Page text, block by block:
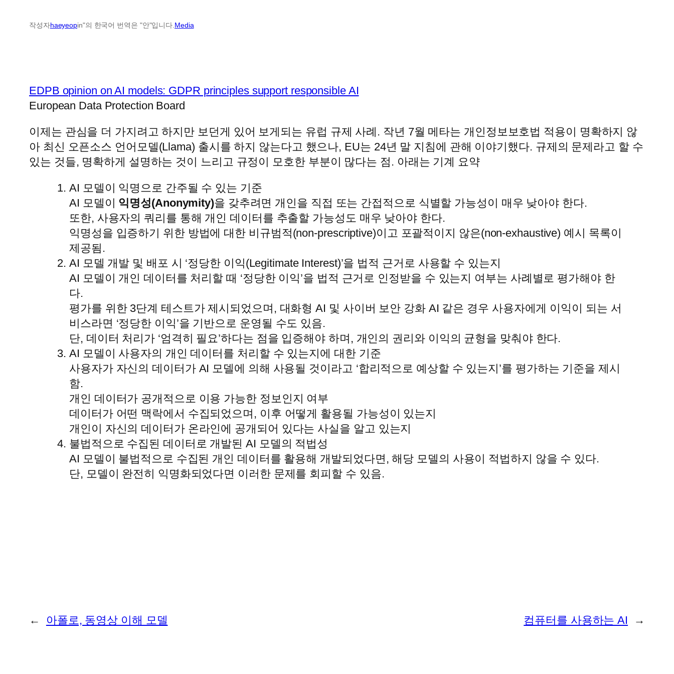
작성자haeyeopin"의 한국어 번역은 "안"입니다.Media
EDPB opinion on AI models: GDPR principles support responsible AI
European Data Protection Board
이제는 관심을 더 가지려고 하지만 보던게 있어 보게되는 유럽 규제 사례. 작년 7월 메타는 개인정보보호법 적용이 명확하지 않
아 최신 오픈소스 언어모델(Llama) 출시를 하지 않는다고 했으나, EU는 24년 말 지침에 관해 이야기했다. 규제의 문제라고 할 수
있는 것들, 명확하게 설명하는 것이 느리고 규정이 모호한 부분이 많다는 점. 아래는 기계 요약
AI 모델이 익명으로 간주될 수 있는 기준
AI 모델이 익명성(Anonymity)을 갖추려면 개인을 직접 또는 간접적으로 식별할 가능성이 매우 낮아야 한다.
또한, 사용자의 쿼리를 통해 개인 데이터를 추출할 가능성도 매우 낮아야 한다.
익명성을 입증하기 위한 방법에 대한 비규범적(non-prescriptive)이고 포괄적이지 않은(non-exhaustive) 예시 목록이
제공됨.
AI 모델 개발 및 배포 시 ‘정당한 이익(Legitimate Interest)’을 법적 근거로 사용할 수 있는지
AI 모델이 개인 데이터를 처리할 때 ‘정당한 이익’을 법적 근거로 인정받을 수 있는지 여부는 사례별로 평가해야 한
다.
평가를 위한 3단계 테스트가 제시되었으며, 대화형 AI 및 사이버 보안 강화 AI 같은 경우 사용자에게 이익이 되는 서
비스라면 ‘정당한 이익’을 기반으로 운영될 수도 있음.
단, 데이터 처리가 ‘엄격히 필요’하다는 점을 입증해야 하며, 개인의 권리와 이익의 균형을 맞춰야 한다.
AI 모델이 사용자의 개인 데이터를 처리할 수 있는지에 대한 기준
사용자가 자신의 데이터가 AI 모델에 의해 사용될 것이라고 ‘합리적으로 예상할 수 있는지’를 평가하는 기준을 제시
함.
개인 데이터가 공개적으로 이용 가능한 정보인지 여부
데이터가 어떤 맥락에서 수집되었으며, 이후 어떻게 활용될 가능성이 있는지
개인이 자신의 데이터가 온라인에 공개되어 있다는 사실을 알고 있는지
불법적으로 수집된 데이터로 개발된 AI 모델의 적법성
AI 모델이 불법적으로 수집된 개인 데이터를 활용해 개발되었다면, 해당 모델의 사용이 적법하지 않을 수 있다.
단, 모델이 완전히 익명화되었다면 이러한 문제를 회피할 수 있음.
← 아폴로, 동영상 이해 모델 컴퓨터를 사용하는 AI →